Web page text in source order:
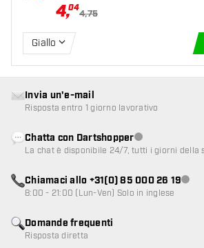
4,04
4,75
Giallo
Domande frequenti
Risposta diretta
Invia un'e-mail
Risposta entro 1 giorno lavorativo
Chatta con DartshopperServizio clienti
La chat è disponibile 24/7, tutti i giorni della
Chiamaci allo +31(0) 85 000 26 19
8:00 - 21:00 (Lun-Ven) Solo in inglese